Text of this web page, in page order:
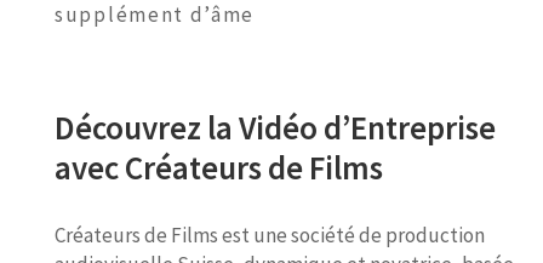
supplément d’âme
Découvrez la Vidéo d’Entreprise
avec Créateurs de Films
Créateurs de Films est une société de production